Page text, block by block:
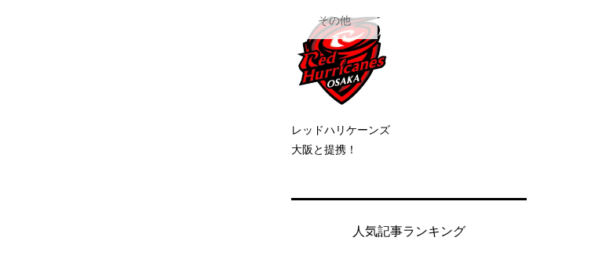
その他
レッドハリケーンズ
大阪と提携！
人気記事ランキング